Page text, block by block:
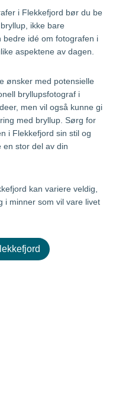
i Flekkefjord bør du be
ikke bare
bedre idé om fotografen i
aspektene av dagen.
ønsker med potensielle
bryllupsfotograf i
men vil også kunne gi
med bryllup. Sørg for
i Flekkefjord sin stil og
stor del av din
kan variere veldig,
i minner som vil vare livet